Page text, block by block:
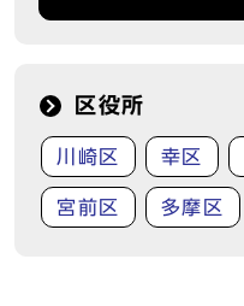
区役所
川崎区 幸区
宮前区 多摩区